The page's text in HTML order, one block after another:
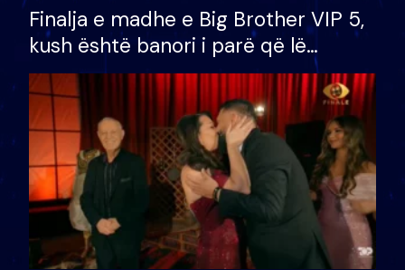
Finalja e madhe e Big Brother VIP 5,
kush është banori i parë që lë
shtëpinë dhe humb mundësinë për
të fituar çmimin e madh